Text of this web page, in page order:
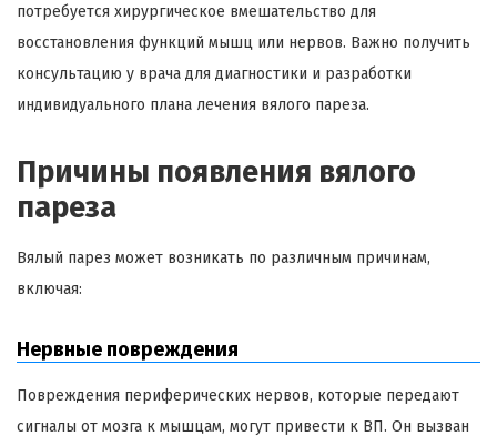
потребуется хирургическое вмешательство для
восстановления функций мышц или нервов. Важно получить
консультацию у врача для диагностики и разработки
индивидуального плана лечения вялого пареза.
Причины появления вялого
пареза
Вялый парез может возникать по различным причинам,
включая:
Нервные повреждения
Повреждения периферических нервов, которые передают
сигналы от мозга к мышцам, могут привести к ВП. Он вызван